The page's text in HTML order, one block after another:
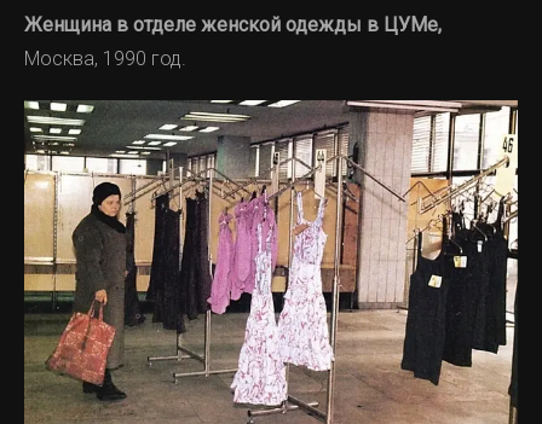
Женщина в отделе женской одежды в ЦУМе,
Москва, 1990 год.